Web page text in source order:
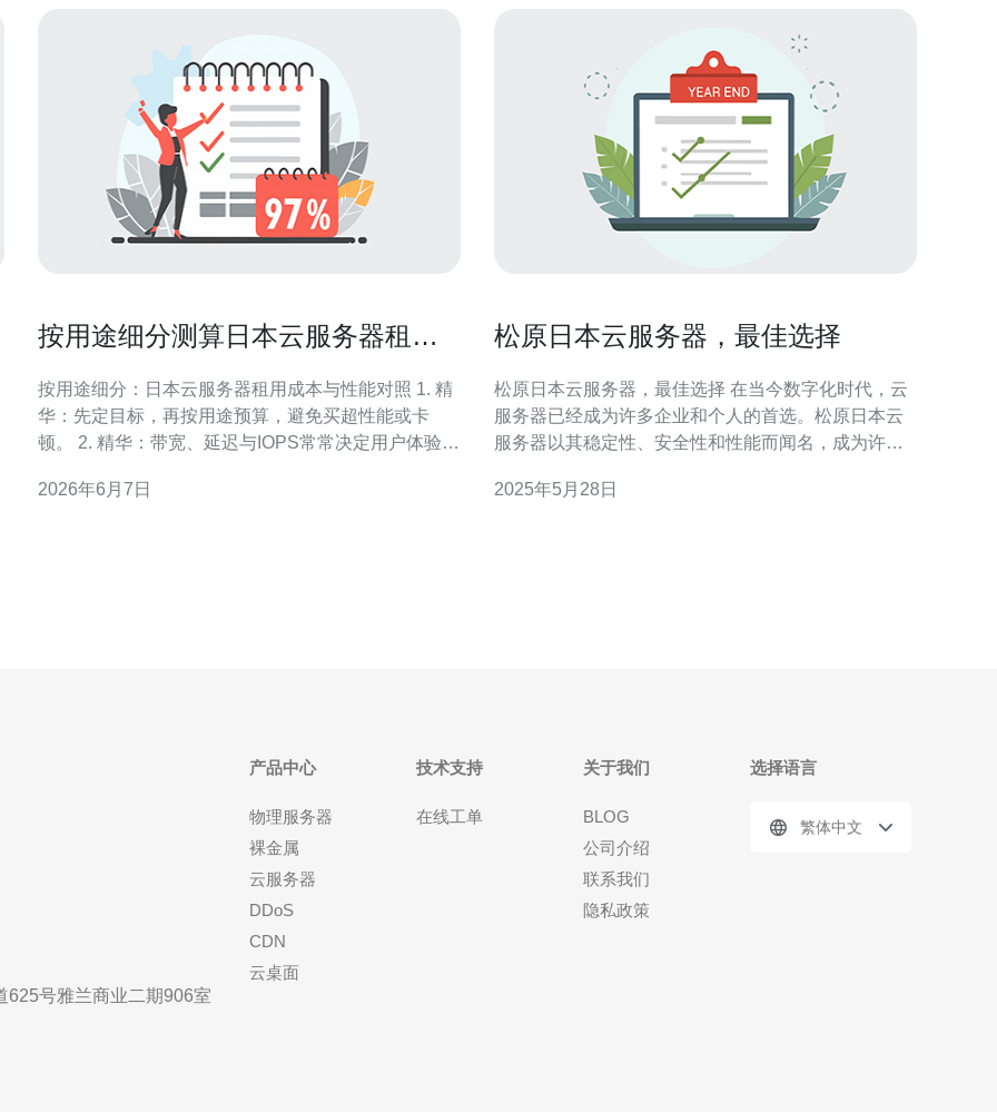
按用途细分测算日本云服务器租用
按用途细分：日本云服务器租用成本与性能对照 1. 精
华：先定目标，再按用途预算，避免买超性能或卡
顿。 2. 精华：带宽、延迟与IOPS常常决定用户体验，
场景有清晰的最低/推荐配置与价格区间。 作为一名有
2026年6月7日
松原日本云服务器，最佳选择
松原日本云服务器，最佳选择 在当今数字化时代，云
服务器已经成为许多企业和个人的首选。松原日本云
服务器以其稳定性、安全性和性能而闻名，成为许多
质的硬件设备，确保服务器的稳定性和可靠性。无论
2025年5月28日
625号雅兰商业二期906室
产品中心
物理服务器
裸金属
云服务器
DDoS
CDN
云桌面
技术支持
在线工单
关于我们
BLOG
公司介绍
联系我们
隐私政策
选择语言
繁体中文